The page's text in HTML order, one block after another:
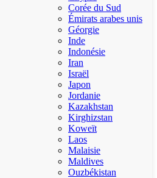
Corée du Sud
Émirats arabes unis
Géorgie
Inde
Indonésie
Iran
Israël
Japon
Jordanie
Kazakhstan
Kirghizstan
Koweït
Laos
Malaisie
Maldives
Ouzbékistan